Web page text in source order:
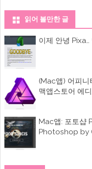
읽어 볼만한 글
이제 안녕
(Mac앱) 어피
맥앱스토어 에
Mac앱: 포토샵
Photoshop by